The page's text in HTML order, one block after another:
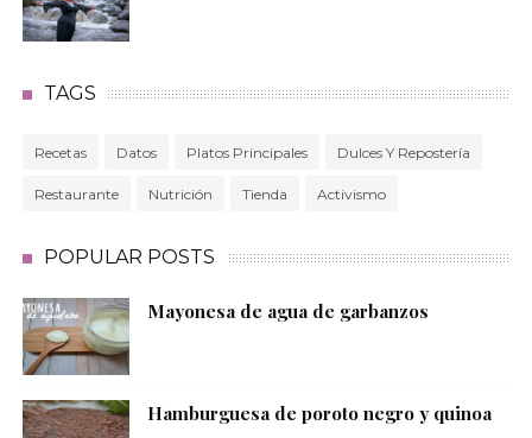
TAGS
Recetas Datos Platos Principales Dulces Y Repostería
Restaurante Nutrición Tienda Activismo
POPULAR POSTS
Mayonesa de agua de garbanzos
Hamburguesa de poroto negro y quinoa